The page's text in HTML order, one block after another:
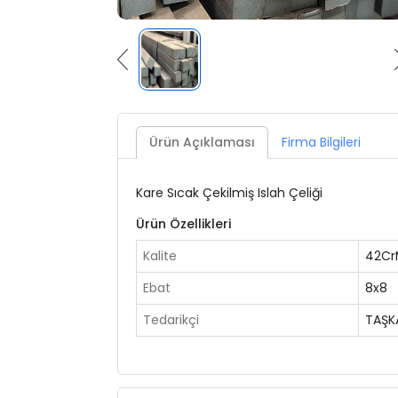
Ürün Açıklaması Firma Bilgileri
Kare Sıcak Çekilmiş Islah Çeliği
Ürün Özellikleri
Kalite
Ebat
8x8
Tedarikçi